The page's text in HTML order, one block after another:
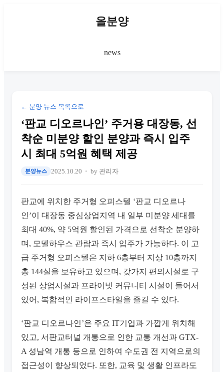
올분양
news
← 분양 뉴스 목록으로
‘판교 디오르나인’ 주거용 대장동, 선
착순 미분양 할인 분양과 즉시 입주
시 최대 5억원 혜택 제공
분양뉴스 2025.10.20 by 관리자
판교에 위치한 주거형 오피스텔 ‘판교 디오르나
인’이 대장동 중심상업지역 내 일부 미분양 세대를
최대 40%, 약 5억원 할인된 가격으로 선착순 분양하
며, 모델하우스 관람과 즉시 입주가 가능하다. 이 고
급 주거형 오피스텔은 지하 6층부터 지상 10층까지
총 144실을 보유하고 있으며, 갖가지 편의시설로 구
성된 상업시설과 프라이빗 커뮤니티 시설이 들어서
있어, 복합적인 라이프스타일을 즐길 수 있다.
‘판교 디오르나인’은 주요 IT기업과 가깝게 위치해
있고, 서판교터널 개통으로 인한 교통 개선과 GTX-
A 성남역 개통 등으로 인하여 수도권 전 지역으로의
접근성이 향상되었다. 또한, 교육 및 생활 인프라도